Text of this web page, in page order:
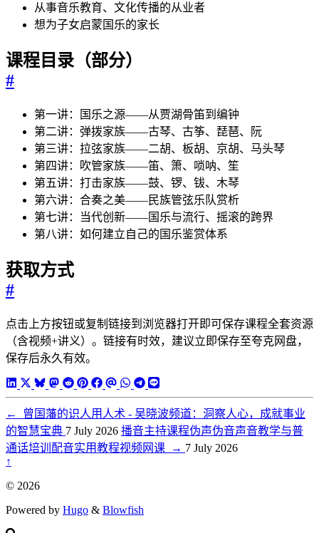
从事音乐教育、文化传播的从业者
想为子女启蒙国乐的家长
课程目录（部分）
#
第一讲：国乐之源——从贾湖骨笛到编钟
第二讲：弹拨家族——古琴、古筝、琵琶、阮
第三讲：拉弦家族——二胡、板胡、京胡、马头琴
第四讲：吹管家族——笛、箫、唢呐、笙
第五讲：打击家族——鼓、锣、钹、木琴
第六讲：合奏之美——民族管弦乐队赏析
第七讲：当代创新——国乐与流行、摇滚的跨界
第八讲：如何建立自己的国乐鉴赏体系
获取方式
#
点击上方按钮或复制链接到浏览器打开即可保存课程全套资源
（含视频+讲义）。链接有时效，建议立即保存至夸克网盘，
保存后永久有效。
←
曾国藩的识人用人术 - 吴晓波频道：洞察人心，成就事业
的智慧宝典 7 July 2026 播音主持课程伪声伪音声音教学与普
通话培训配音实用教程视频网课
→ 7 July 2026
↑
© 2026
Powered by Hugo & Blowfish